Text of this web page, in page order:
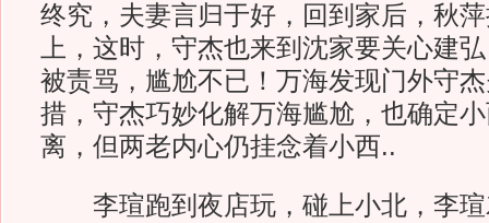
终究，夫妻言归于好，回到家后，秋
上，这时，守杰也来到沈家要关心建
被责骂，尴尬不已！万海发现门外守
措，守杰巧妙化解万海尴尬，也确定
离，但两老内心仍挂念着小西..
李瑄跑到夜店玩，碰上小北，李瑄